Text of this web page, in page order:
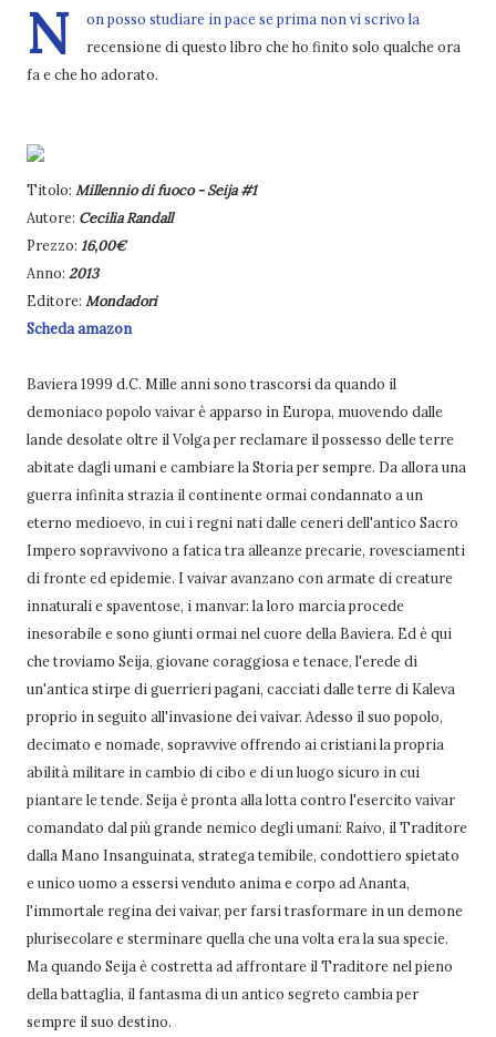
N
on posso studiare in pace se prima non vi scrivo la
recensione di questo libro che ho finito solo qualche ora
fa e che ho adorato.
Titolo: Millennio di fuoco - Seija #1
Autore: Cecilia Randall
Prezzo: 16,00€
Anno: 2013
Editore: Mondadori
Scheda amazon
Baviera 1999 d.C. Mille anni sono trascorsi da quando il
demoniaco popolo vaivar è apparso in Europa, muovendo dalle
lande desolate oltre il Volga per reclamare il possesso delle terre
abitate dagli umani e cambiare la Storia per sempre. Da allora una
guerra infinita strazia il continente ormai condannato a un
eterno medioevo, in cui i regni nati dalle ceneri dell'antico Sacro
Impero sopravvivono a fatica tra alleanze precarie, rovesciamenti
di fronte ed epidemie. I vaivar avanzano con armate di creature
innaturali e spaventose, i manvar: la loro marcia procede
inesorabile e sono giunti ormai nel cuore della Baviera. Ed è qui
che troviamo Seija, giovane coraggiosa e tenace, l'erede di
un'antica stirpe di guerrieri pagani, cacciati dalle terre di Kaleva
proprio in seguito all'invasione dei vaivar. Adesso il suo popolo,
decimato e nomade, sopravvive offrendo ai cristiani la propria
abilità militare in cambio di cibo e di un luogo sicuro in cui
piantare le tende. Seija è pronta alla lotta contro l'esercito vaivar
comandato dal più grande nemico degli umani: Raivo, il Traditore
dalla Mano Insanguinata, stratega temibile, condottiero spietato
e unico uomo a essersi venduto anima e corpo ad Ananta,
l'immortale regina dei vaivar, per farsi trasformare in un demone
plurisecolare e sterminare quella che una volta era la sua specie.
Ma quando Seija è costretta ad affrontare il Traditore nel pieno
della battaglia, il fantasma di un antico segreto cambia per
sempre il suo destino.